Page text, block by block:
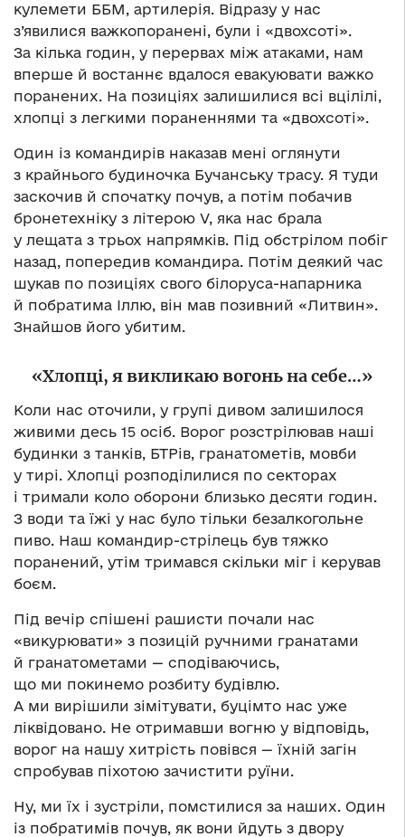
кулемети ББМ, артилерія. Відразу у нас
з’явилися важкопоранені, були і «двохсоті».
За кілька годин, у перервах між атаками, нам
вперше й востаннє вдалося евакуювати важко
поранених. На позиціях залишилися всі вцілілі,
хлопці з легкими пораненнями та «двохсоті».
Один із командирів наказав мені оглянути
з крайнього будиночка Бучанську трасу. Я туди
заскочив й спочатку почув, а потім побачив
бронетехніку з літерою V, яка нас брала
у лещата з трьох напрямків. Під обстрілом побіг
назад, попередив командира. Потім деякий час
шукав по позиціях свого білоруса-напарника
й побратима Іллю, він мав позивний «Литвин».
Знайшов його убитим.
«Хлопці, я викликаю вогонь на себе…»
Коли нас оточили, у групі дивом залишилося
живими десь 15 осіб. Ворог розстрілював наші
будинки з танків, БТРів, гранатометів, мовби
у тирі. Хлопці розподілилися по секторах
і тримали коло оборони близько десяти годин.
З води та їжі у нас було тільки безалкогольне
пиво. Наш командир-стрілець був тяжко
поранений, утім тримався скільки міг і керував
боєм.
Під вечір спішені рашисти почали нас
«викурювати» з позицій ручними гранатами
й гранатометами — сподіваючись,
що ми покинемо розбиту будівлю.
А ми вирішили зімітувати, буцімто нас уже
ліквідовано. Не отримавши вогню у відповідь,
ворог на нашу хитрість повівся — їхній загін
спробував піхотою зачистити руїни.
Ну, ми їх і зустріли, помстилися за наших. Один
із побратимів почув, як вони йдуть з двору